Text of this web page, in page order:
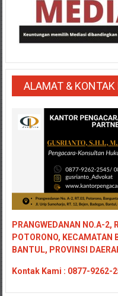
ALAMAT & KONTAK
PRANGWEDANAN NO.A-2,
POTORONO, KECAMATAN
BANTUL, PROVINSI
Kontak Kami : 0877-9262-